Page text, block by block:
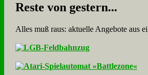
Re­ste von ge­stern...
Alles muß raus: aktuelle An­ge­bo­te aus